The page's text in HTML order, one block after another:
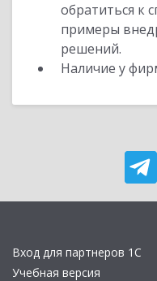
обратиться к
примеры
решений.
Наличие у
Вход для партнеров 1С
Учебная версия